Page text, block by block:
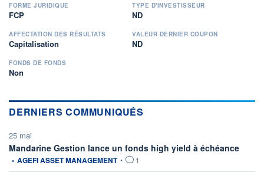
FORME JURIDIQUE
FCP
TYPE D'INVESTISSEUR
ND
AFFECTATION DES RÉSULTATS
Capitalisation
VALEUR DERNIER COUPON
ND
FONDS DE FONDS
Non
DERNIERS COMMUNIQUÉS
25 mai
Mandarine Gestion lance un fonds high yield à échéance
• AGEFI ASSET MANAGEMENT • 1